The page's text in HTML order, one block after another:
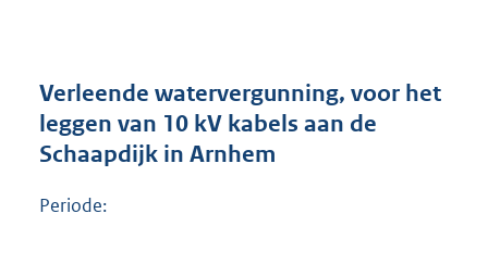
r
o
Verleende watervergunning, voor het
leggen van 10 kV kabels aan de
Schaapdijk in Arnhem
Periode: